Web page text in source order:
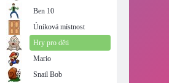
Ben 10
Úniková místnost
Hry pro děti
Mario
Snail Bob